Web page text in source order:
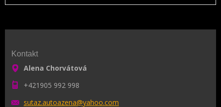
Kontakt
Alena Chorvátová
+421905 992 998
sutaz.autoazena@yahoo.com